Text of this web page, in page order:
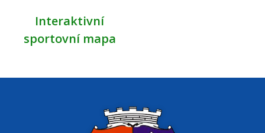
Interaktivní
sportovní mapa